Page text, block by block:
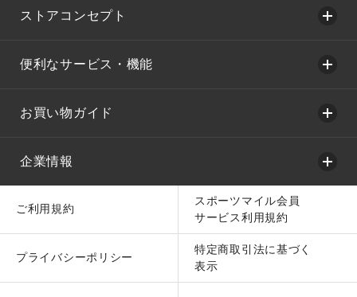
ストアコンセプト
便利なサービス・機能
お買い物ガイド
企業情報
ご利用規約
スポーツマイル会員
サービス利用規約
プライバシーポリシー
特定商取引法に基づく
表示